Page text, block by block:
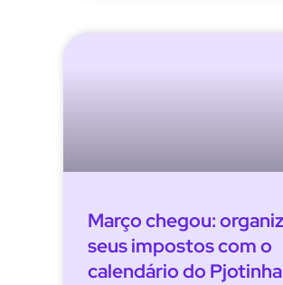
Março chegou:
seus impostos com o
calendário do Pjotinha